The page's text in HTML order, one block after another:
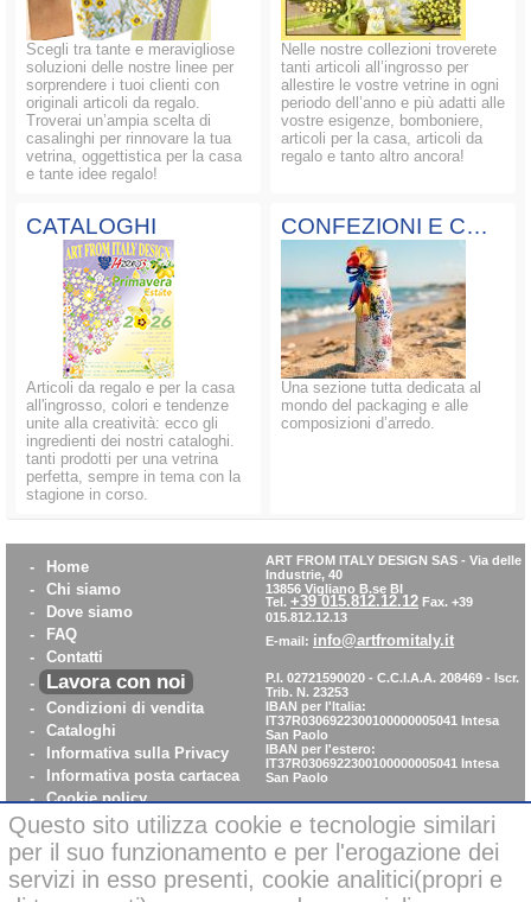
Scegli tra tante e meravigliose
soluzioni delle nostre linee per
sorprendere i tuoi clienti con
originali articoli da regalo.
Troverai un’ampia scelta di
casalinghi per rinnovare la tua
vetrina, oggettistica per la casa
e tante idee regalo!
Nelle nostre collezioni troverete
tanti articoli all’ingrosso per
allestire le vostre vetrine in ogni
periodo dell’anno e più adatti alle
vostre esigenze, bomboniere,
articoli per la casa, articoli da
regalo e tanto altro ancora!
CATALOGHI
Articoli da regalo e per la casa
all'ingrosso, colori e tendenze
unite alla creatività: ecco gli
ingredienti dei nostri cataloghi.
tanti prodotti per una vetrina
perfetta, sempre in tema con la
stagione in corso.
CONFEZIONI E COMPOSIZIONI
Una sezione tutta dedicata al
mondo del packaging e alle
composizioni d’arredo.
-
Home
-
Chi siamo
-
Dove siamo
-
FAQ
-
Contatti
-
Lavora con noi
-
Condizioni di vendita
-
Cataloghi
-
Informativa sulla Privacy
-
Informativa posta cartacea
- Cookie policy
- WhistleBlowing
Parità di Genere
ART FROM ITALY DESIGN SAS - Via delle
Industrie, 40
13856 Vigliano B.se BI
Tel. +39 015.812.12.12 Fax. +39
015.812.12.13
E-mail: info@artfromitaly.it
P.I. 02721590020 - C.C.I.A.A. 208469 - Iscr.
Trib. N. 23253
IBAN per l'Italia:
IT37R0306922300100000005041 Intesa
San Paolo
IBAN per l'estero:
IT37R0306922300100000005041 Intesa
San Paolo
Questo sito utilizza cookie e tecnologie similari
per il suo funzionamento e per l'erogazione dei
servizi in esso presenti, cookie analitici(propri e